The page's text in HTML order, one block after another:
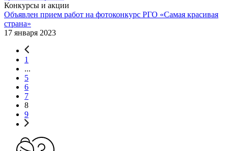
Конкурсы и акции
Объявлен прием работ на фотоконкурс РГО «Самая красивая
страна»
17 января 2023
1
...
5
6
7
8
9